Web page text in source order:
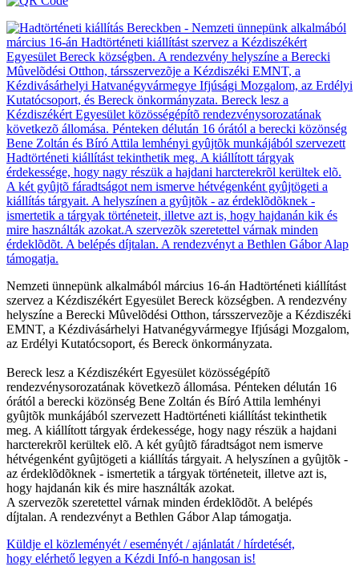
Nemzeti ünnepünk alkalmából március 16-án Hadtörténeti kiállítást
szervez a Kézdiszékért Egyesület Bereck községben. A rendezvény
helyszíne a Berecki Mûvelõdési Otthon, társszervezõje a Kézdiszéki
EMNT, a Kézdivásárhelyi Hatvanégyvármegye Ifjúsági Mozgalom,
az Erdélyi Kutatócsoport, és Bereck önkormányzata.
Bereck lesz a Kézdiszékért Egyesület közösségépítõ
rendezvénysorozatának következõ állomása. Pénteken délután 16
órától a berecki közönség Bene Zoltán és Bíró Attila lemhényi
gyûjtõk munkájából szervezett Hadtörténeti kiállítást tekinthetik
meg. A kiállított tárgyak érdekessége, hogy nagy részük a hajdani
harcterekrõl kerültek elõ. A két gyûjtõ fáradtságot nem ismerve
hétvégenként gyûjtögeti a kiállítás tárgyait. A helyszínen a gyûjtõk -
az érdeklõdõknek - ismertetik a tárgyak történeteit, illetve azt is,
hogy hajdanán kik és mire használták azokat.
A szervezõk szeretettel várnak minden érdeklõdõt. A belépés
díjtalan. A rendezvényt a Bethlen Gábor Alap támogatja.
Küldje el közleményét / eseményét / ajánlatát / hírdetését,
hogy elérhető legyen a Kézdi Infó-n hangosan is!